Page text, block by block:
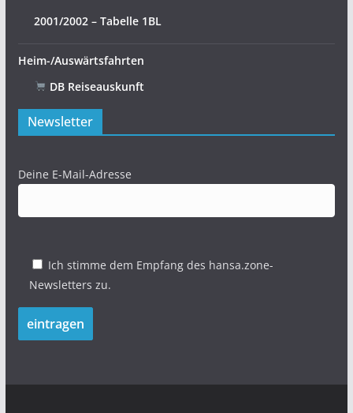
2001/2002 – Tabelle 1BL
Heim-/Auswärtsfahrten
DB Reiseauskunft
Newsletter
Deine E-Mail-Adresse
Ich stimme dem Empfang des hansa.zone-
Newsletters zu.